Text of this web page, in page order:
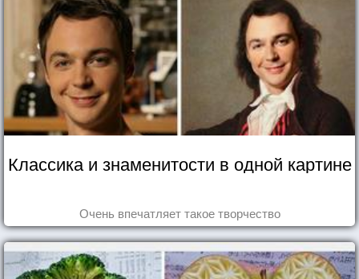
Классика и знаменитости в одной картине
Очень впечатляет такое творчество